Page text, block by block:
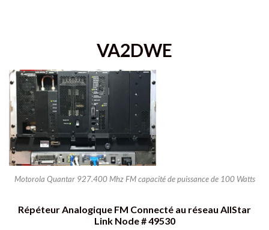
VA2DWE
Motorola Quantar 927.400 Mhz FM capacité de puissance de 100 Watts
Répéteur Analogique FM Connecté au réseau AllStar
Link Node # 49530